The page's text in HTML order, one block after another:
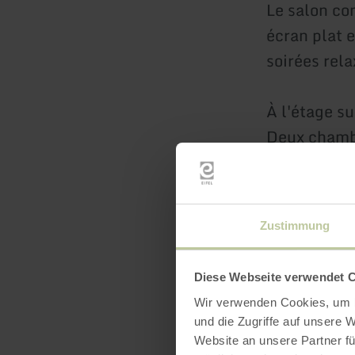
Zustimmung
Diese Webseite verwendet
Wir verwenden Cookies,
und die Zugriffe auf unsere
Website an unsere Partner
Le salon
écran plat
soirées
À l'étage
Deux
baignoire
disponible.
lavabo